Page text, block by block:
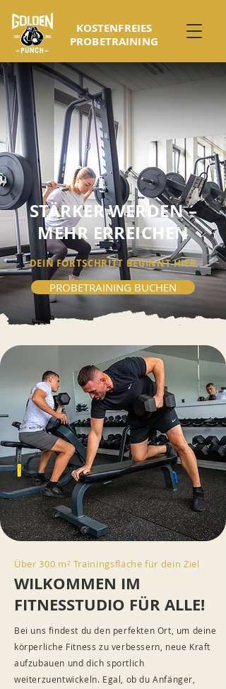
KOSTENFREIES
PROBETRAINING
STÄRKER WERDEN –
MEHR ERREICHEN
DEIN FORTSCHRITT BEGINNT HIER
PROBETRAINING BUCHEN
Über 300 m² Trainingsfläche für dein Ziel
WILKOMMEN IM
FITNESSTUDIO FÜR ALLE!
Bei uns findest du den perfekten Ort, um deine
körperliche Fitness zu verbessern, neue Kraft
aufzubauen und dich sportlich
weiterzuentwickeln. Egal, ob du Anfänger,